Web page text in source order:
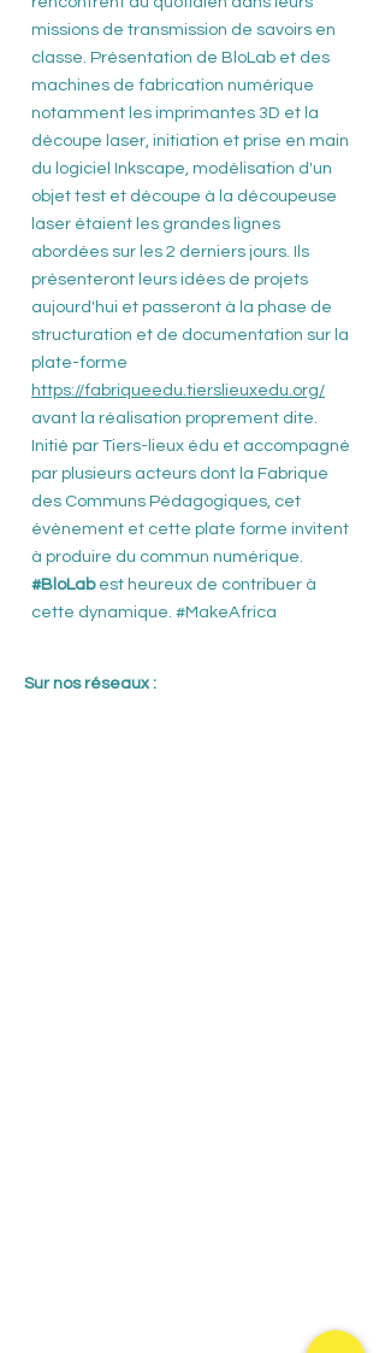
missions de transmission de savoirs en
classe. Présentation de BloLab et des
machines de fabrication numérique
notamment les imprimantes 3D et la
découpe laser, initiation et prise en main
du logiciel Inkscape, modélisation d'un
objet test et découpe à la découpeuse
laser étaient les grandes lignes
abordées sur les 2 derniers jours. Ils
présenteront leurs idées de projets
aujourd'hui et passeront à la phase de
structuration et de documentation sur la
plate-forme
https://fabriqueedu.tierslieuxedu.org/
avant la réalisation proprement dite.
Initié par Tiers-lieux édu et accompagné
par plusieurs acteurs dont la Fabrique
des Communs Pédagogiques, cet
évènement et cette plate forme invitent
à produire du commun numérique.
#BloLabest heureux de contribuer à
cette dynamique. #MakeAfrica
Sur nos réseaux :